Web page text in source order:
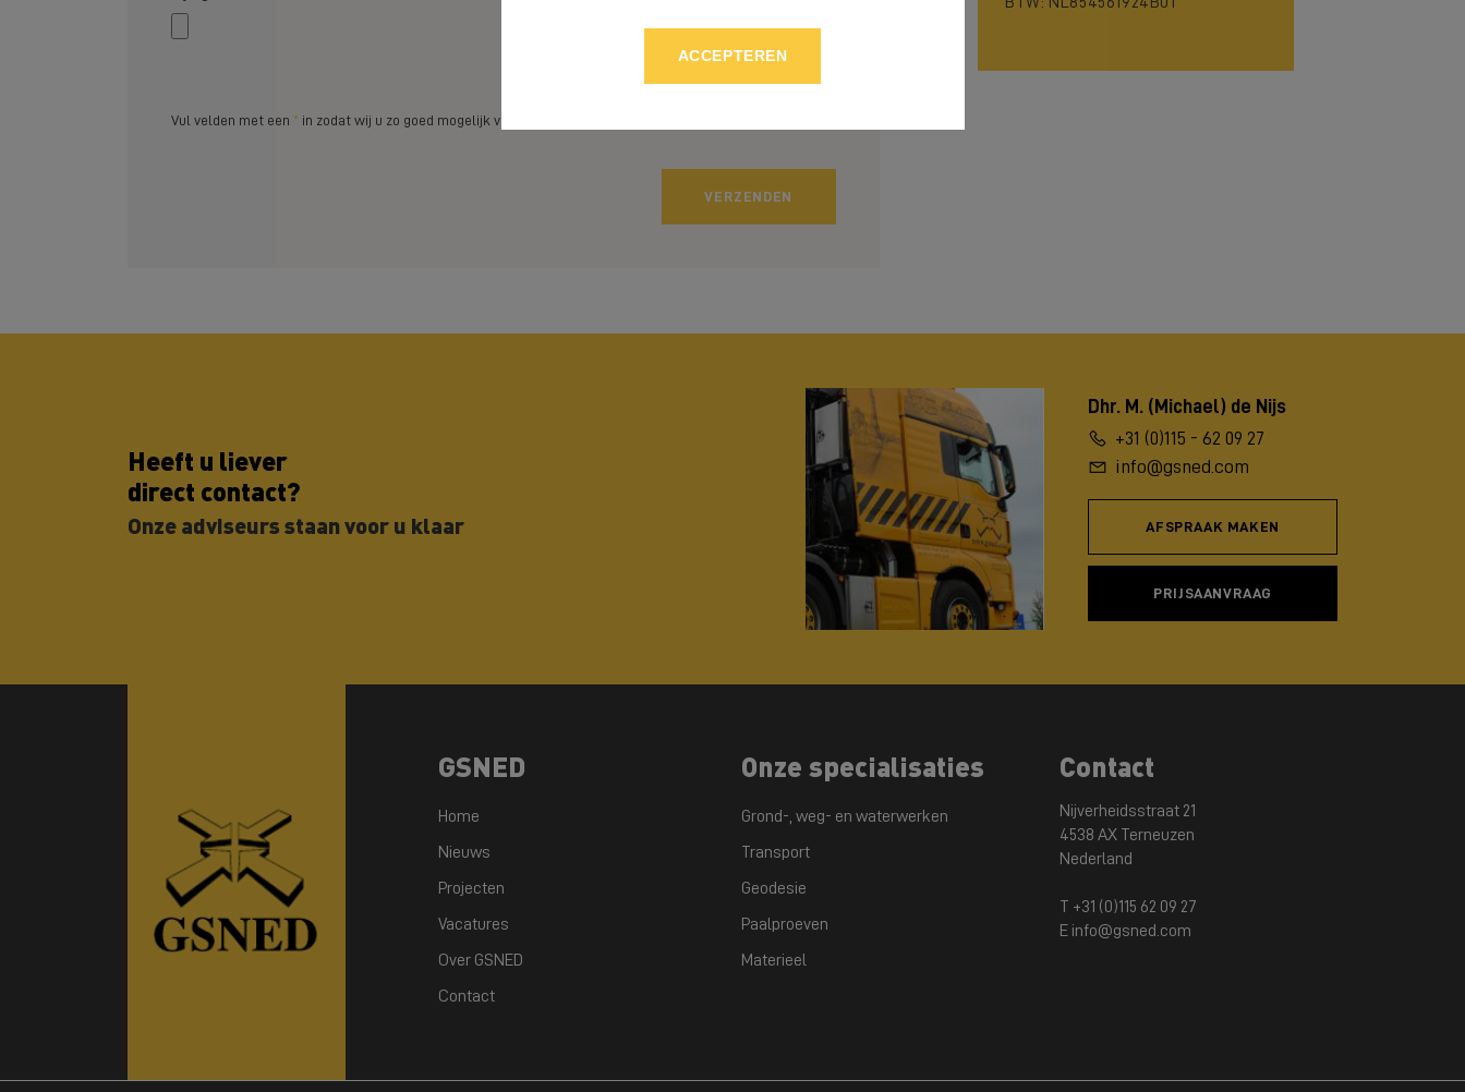
ACCEPTERENMax. 8,00MB
Vul velden met een * in zodat wij u zo goed mogelijk van dienst kunnen zijn.
VERZENDEN
Heeft u liever
direct contact?
Onze adviseurs staan voor u klaar
Dhr. M. (Michael) de Nijs
+31 (0)115 - 62 09 27
info@gsned.com
AFSPRAAK MAKEN
PRIJSAANVRAAG
GSNED
Home
Nieuws
Projecten
Vacatures
Over GSNED
Contact
Onze specialisaties
Grond-, weg- en waterwerken
Transport
Geodesie
Paalproeven
Materieel
Contact
Nijverheidsstraat 21
4538 AX Terneuzen
Nederland
T +31 (0)115 62 09 27
E info@gsned.com